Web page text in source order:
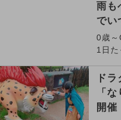
雨も
でい
0歳～
1日た
ド
「
開